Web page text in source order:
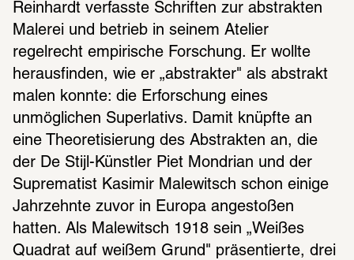
Reinhardt verfasste Schriften zur abstrakten
Malerei und betrieb in seinem Atelier
regelrecht empirische Forschung. Er wollte
herausfinden, wie er „abstrakter" als abstrakt
malen konnte: die Erforschung eines
unmöglichen Superlativs. Damit knüpfte an
eine Theoretisierung des Abstrakten an, die
der De Stijl-Künstler Piet Mondrian und der
Suprematist Kasimir Malewitsch schon einige
Jahrzehnte zuvor in Europa angestoßen
hatten. Als Malewitsch 1918 sein „Weißes
Quadrat auf weißem Grund" präsentierte, drei